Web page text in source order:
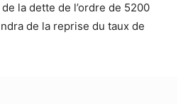
la dette de l’ordre de 5200
de la reprise du taux de